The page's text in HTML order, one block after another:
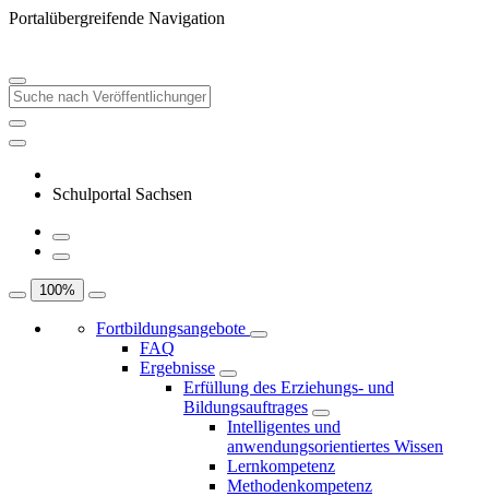
Portalübergreifende Navigation
Schulportal Sachsen
100%
Fortbildungsangebote
FAQ
Ergebnisse
Erfüllung des Erziehungs- und
Bildungsauftrages
Intelligentes und
anwendungsorientiertes Wissen
Lernkompetenz
Methodenkompetenz